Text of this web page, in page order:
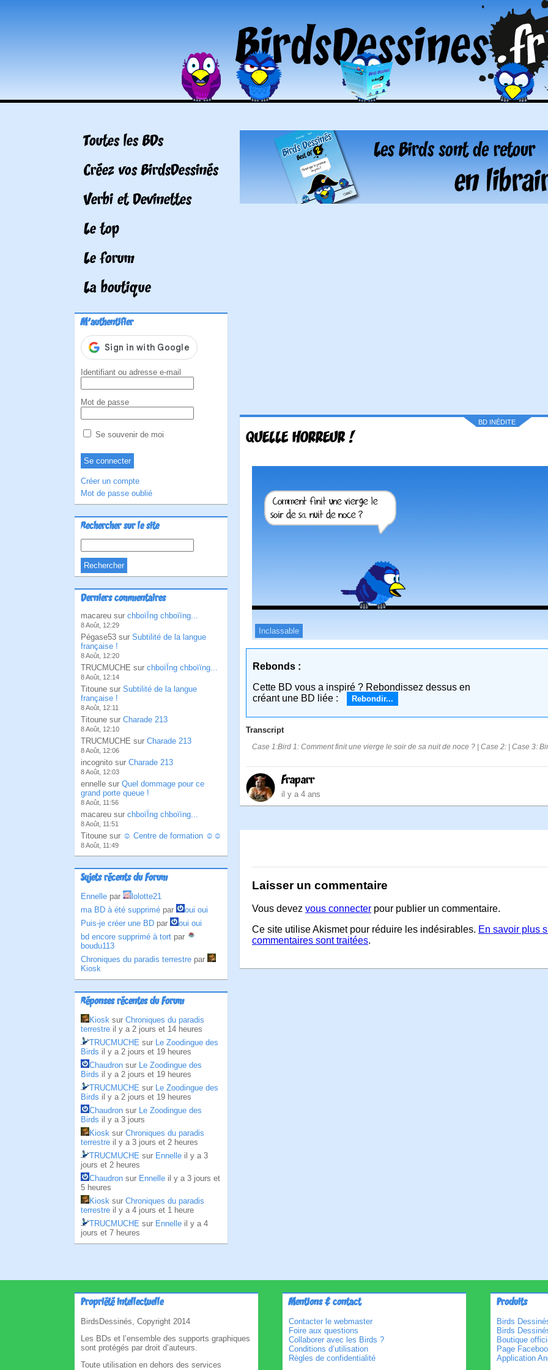
Toutes les BDs
Créez vos BirdsDessinés
Verbi et Devinettes
Le top
Le forum
La boutique
M'authentifier
Identifiant ou adresse e-mail
Mot de passe
Se souvenir de moi
Créer un compte
Mot de passe oublié
Rechercher sur le site
Derniers commentaires
macareu sur chboïÏng chboïïng...
8 Août, 12:29
Pégase53 sur Subtilité de la langue
française !
8 Août, 12:20
TRUCMUCHE sur chboïÏng chboïïng...
8 Août, 12:14
Titoune sur Subtilité de la langue
française !
8 Août, 12:11
Titoune sur Charade 213
8 Août, 12:10
TRUCMUCHE sur Charade 213
8 Août, 12:06
incognito sur Charade 213
8 Août, 12:03
ennelle sur Quel dommage pour ce
grand porte queue !
8 Août, 11:56
macareu sur chboïÏng chboïïng...
8 Août, 11:51
Titoune sur ☺ Centre de formation ☺☺
8 Août, 11:49
Sujets récents du Forum
Ennelle par
lolotte21
ma BD à été supprimé par
oui oui
Puis-je créer une BD par
oui oui
bd encore supprimé à tort par
boudu113
Chroniques du paradis terrestre par
Kiosk
Réponses récentes du Forum
Kiosk sur Chroniques du paradis
terrestre il y a 2 jours et 14 heures
TRUCMUCHE sur Le Zoodingue des
Birds il y a 2 jours et 19 heures
Chaudron sur Le Zoodingue des
Birds il y a 2 jours et 19 heures
TRUCMUCHE sur Le Zoodingue des
Birds il y a 2 jours et 19 heures
Chaudron sur Le Zoodingue des
Birds il y a 3 jours
Kiosk sur Chroniques du paradis
terrestre il y a 3 jours et 2 heures
TRUCMUCHE sur Ennelle il y a 3
jours et 2 heures
Chaudron sur Ennelle il y a 3 jours et
5 heures
Kiosk sur Chroniques du paradis
terrestre il y a 4 jours et 1 heure
TRUCMUCHE sur Ennelle il y a 4
jours et 7 heures
BD INÉDITE
QUELLE HORREUR !
Inclassable
Rebonds :
Cette BD vous a inspiré ? Rebondissez dessus en
créant une BD liée :
Rebondir...
Transcript
Case 1:Bird 1: Comment finit une vierge le soir de sa nuit de noce ? | Case 2: | Case 3:
Fraparr
il y a 4 ans
Laisser un commentaire
Vous devez vous connecter pour publier un commentaire.
Ce site utilise Akismet pour réduire les indésirables. En savoir plus
commentaires sont traitées.
Propriété intellectuelle
BirdsDessinés, Copyright 2014
Les BDs et l’ensemble des supports graphiques
sont protégés par droit d’auteurs.
Toute utilisation en dehors des services
Mentions & contact
Contacter le webmaster
Foire aux questions
Collaborer avec les Birds ?
Conditions d’utilisation
Règles de confidentialité
Produits
Birds
Birds
Boutique
Page
Application